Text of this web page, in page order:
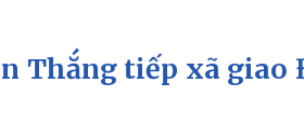
báo thời tiết
dục
Cuộc sống đó
Hồ sơ
Thắng tiếp xã giao